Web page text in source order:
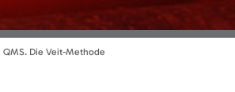
QMS. Die Veit-Methode